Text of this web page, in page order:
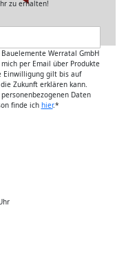
zu erhalten!
Werratal GmbH
per Email über Produkte
Einwilligung gilt bis auf
Zukunft erklären kann.
Daten
finde ich hier.*